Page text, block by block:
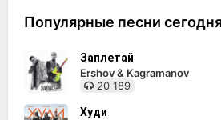
Популярные песни
Заплетай
Ershov & Kagramanov
20 189
Худи